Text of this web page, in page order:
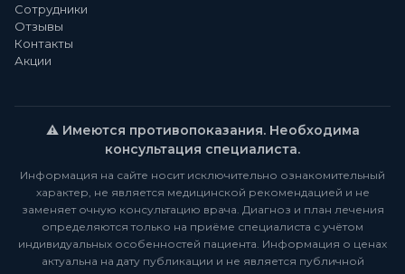
Сотрудники
Отзывы
Контакты
Акции
⚠️ Имеются противопоказания. Необходима
консультация специалиста.
Информация на сайте носит исключительно ознакомительный
характер, не является медицинской рекомендацией и не
заменяет очную консультацию врача. Диагноз и план лечения
определяются только на приёме специалиста с учётом
индивидуальных особенностей пациента. Информация о ценах
актуальна на дату публикации и не является публичной